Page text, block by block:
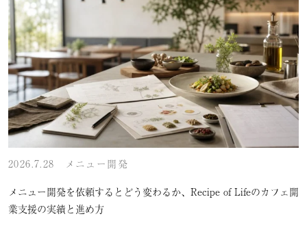
2026.7.28 メニュー開発
メニュー開発を依頼するとどう変わるか、Recipe of Lifeのカフェ開
業支援の実績と進め方